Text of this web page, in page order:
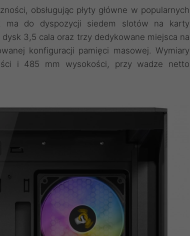
obsługując płyty główne w popularnych
ma do dyspozycji siedem slotów na karty
3,5 cala oraz trzy dedykowane miejsca na
konfiguracji pamięci masowej. Wymiary
i 485 mm wysokości, przy wadze netto